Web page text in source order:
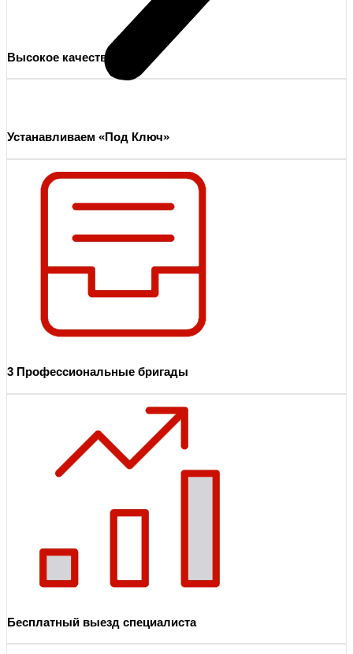
Высокое качество
Устанавливаем «Под Ключ»
3 Профессиональные бригады
Бесплатный выезд специалиста